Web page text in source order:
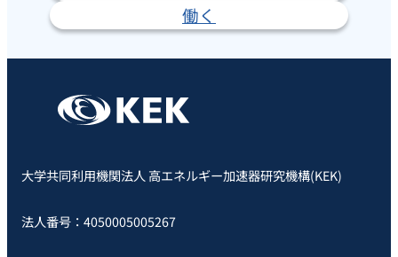
働く
大学共同利用機関法人 高エネルギー加速器研究機構(KEK)
法人番号：4050005005267